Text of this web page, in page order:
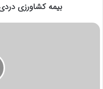
بیمه کشاورزی